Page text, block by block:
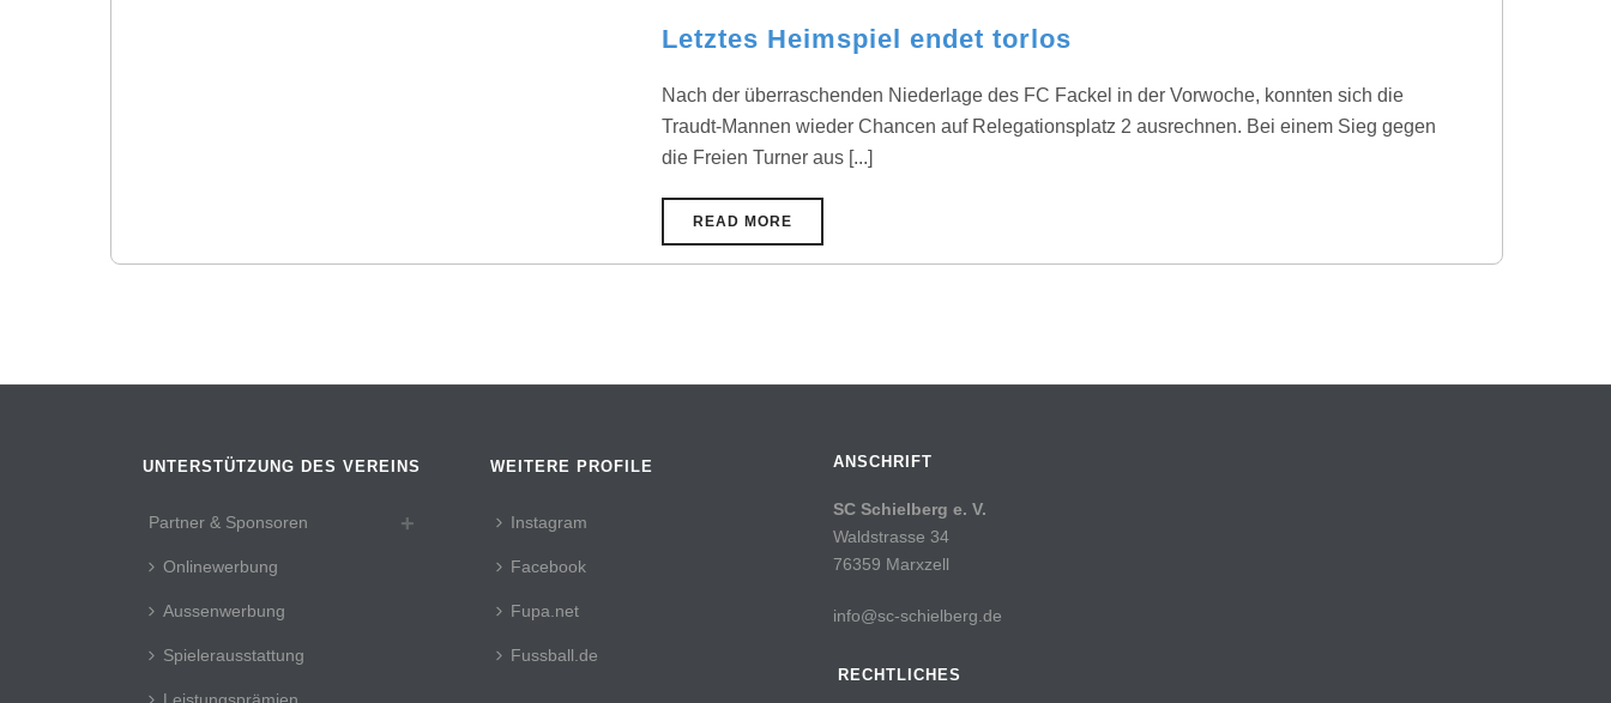
Letztes Heimspiel endet torlos
Nach der überraschenden Niederlage des FC Fackel in der Vorwoche, konnten sich die
Traudt-Mannen wieder Chancen auf Relegationsplatz 2 ausrechnen. Bei einem Sieg gegen
die Freien Turner aus [...]
READ MORE
UNTERSTÜTZUNG DES VEREINS
Partner & Sponsoren
Onlinewerbung
Aussenwerbung
Spielerausstattung
WEITERE PROFILE
Instagram
Facebook
Fupa.net
Fussball.de
ANSCHRIFT
SC Schielberg e. V.
Waldstrasse 34
76359 Marxzell
info@sc-schielberg.de
RECHTLICHES